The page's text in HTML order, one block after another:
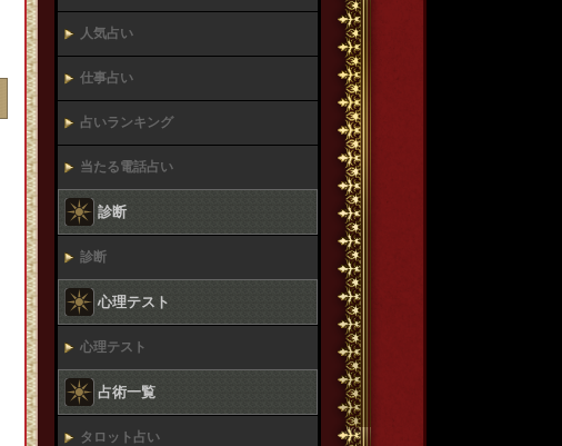
人気占い
仕事占い
占いランキング
当たる電話占い
診断
診断
心理テスト
心理テスト
占術一覧
タロット占い